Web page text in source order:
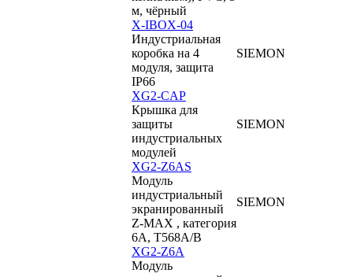
м, чёрный
X-IBOX-04
Индустриальная
коробка на 4
модуля, защита
IP66
SIEMON
XG2-CAP
Крышка для
защиты
индустриальных
модулей
SIEMON
XG2-Z6AS
Модуль
индустриальный
экранированный
Z-MAX , категория
6А, T568A/B
SIEMON
XG2-Z6A
Модуль